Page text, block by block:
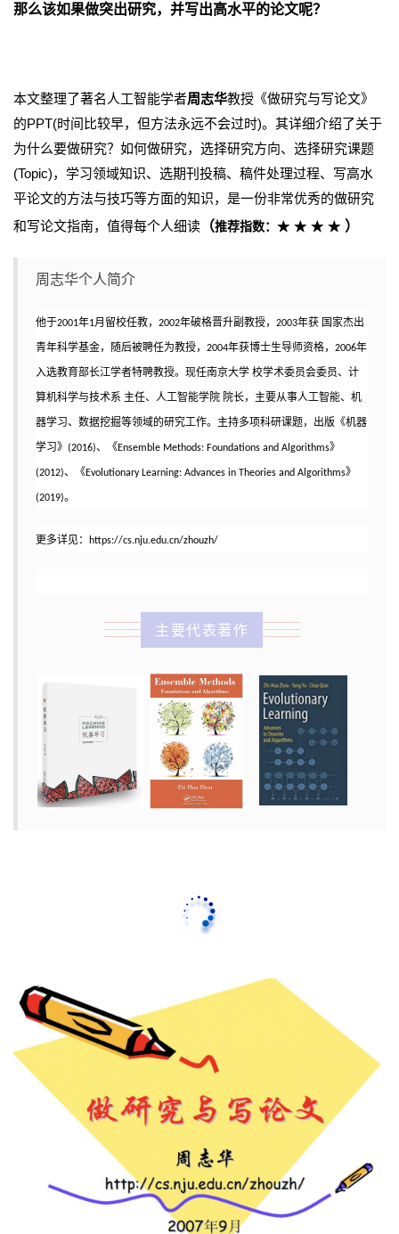
那么该如果做突出研究，并写出高水平的论文呢？
本文整理了著名人工智能学者周志华教授《做研究与写论文》
的PPT(时间比较早，但方法永远不会过时)。其详细介绍了关于
为什么要做研究？如何做研究，选择研究方向、选择研究课题
(Topic)，学习领域知识、选期刊投稿、稿件处理过程、写高水
平论文的方法与技巧等方面的知识，是一份非常优秀的做研究
和写论文指南，值得每个人细读 （推荐指数： ★★★★ ）
周志华个人简介
他于2001年1月留校任教，2002年破格晋升副教授，2003年获 国家杰出
青年科学基金，随后被聘任为教授，2004年获博士生导师资格，2006年
入选教育部长江学者特聘教授。现任南京大学 校学术委员会委员、计
算机科学与技术系 主任、人工智能学院 院长， 主要从事人工智能、机
器学习、数据挖掘等领域的研究工作。主持多项科研课题，出版《机器
学习》(2016)、《Ensemble Methods: Foundations and Algorithms》
(2012)、《Evolutionary Learning: Advances in Theories and Algorithms》
(2019)。
更多详见：https://cs.nju.edu.cn/zhouzh/
主要代表著作